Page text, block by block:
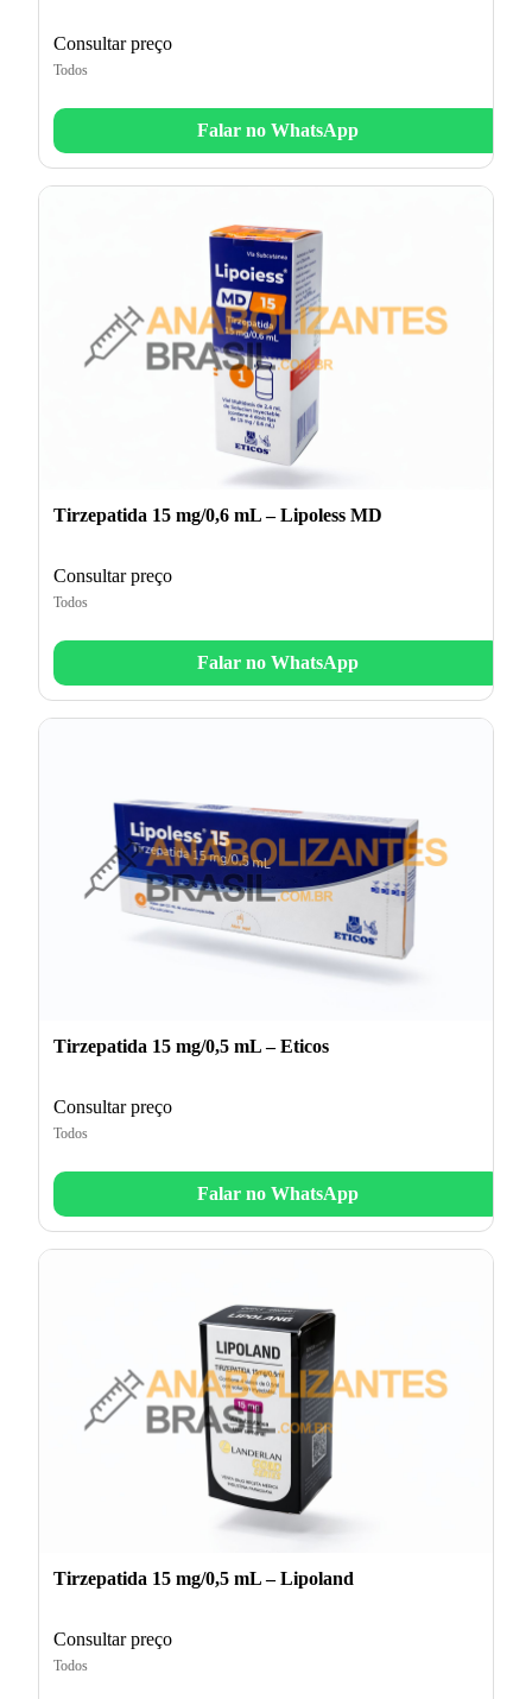
Consultar preço
Todos
Falar no WhatsApp
Tirzepatida 15 mg/0,6 mL – Lipoless MD
Consultar preço
Todos
Falar no WhatsApp
Tirzepatida 15 mg/0,5 mL – Eticos
Consultar preço
Todos
Falar no WhatsApp
Tirzepatida 15 mg/0,5 mL – Lipoland
Consultar preço
Todos